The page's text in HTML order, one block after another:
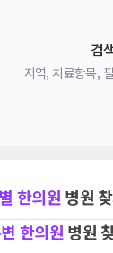
검
지역, 치료항목,
한의원 병원
한의원 병원